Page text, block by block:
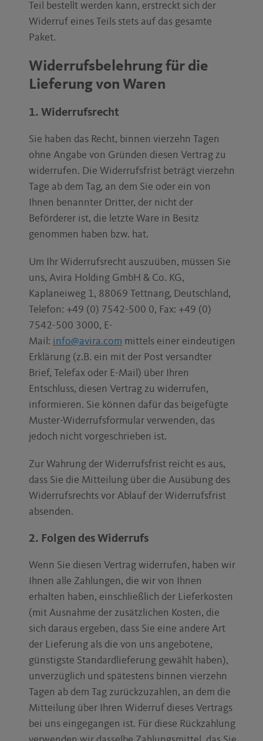
Teil bestellt werden kann, erstreckt sich der
Widerruf eines Teils stets auf das gesamte
Paket.
Widerrufsbelehrung für die
Lieferung von Waren
1. Widerrufsrecht
Sie haben das Recht, binnen vierzehn Tagen
ohne Angabe von Gründen diesen Vertrag zu
widerrufen. Die Widerrufsfrist beträgt vierzehn
Tage ab dem Tag, an dem Sie oder ein von
Ihnen benannter Dritter, der nicht der
Beförderer ist, die letzte Ware in Besitz
genommen haben bzw. hat.
Um Ihr Widerrufsrecht auszuüben, müssen Sie
uns, Avira Holding GmbH & Co. KG,
Kaplaneiweg 1, 88069 Tettnang, Deutschland,
Telefon: +49 (0) 7542-500 0, Fax: +49 (0)
7542-500 3000, E-
Mail: info@avira.com mittels einer eindeutigen
Erklärung (z.B. ein mit der Post versandter
Brief, Telefax oder E-Mail) über Ihren
Entschluss, diesen Vertrag zu widerrufen,
informieren. Sie können dafür das beigefügte
Muster-Widerrufsformular verwenden, das
jedoch nicht vorgeschrieben ist.
Zur Wahrung der Widerrufsfrist reicht es aus,
dass Sie die Mitteilung über die Ausübung des
Widerrufsrechts vor Ablauf der Widerrufsfrist
absenden.
2. Folgen des Widerrufs
Wenn Sie diesen Vertrag widerrufen, haben wir
Ihnen alle Zahlungen, die wir von Ihnen
erhalten haben, einschließlich der Lieferkosten
(mit Ausnahme der zusätzlichen Kosten, die
sich daraus ergeben, dass Sie eine andere Art
der Lieferung als die von uns angebotene,
günstigste Standardlieferung gewählt haben),
unverzüglich und spätestens binnen vierzehn
Tagen ab dem Tag zurückzuzahlen, an dem die
Mitteilung über Ihren Widerruf dieses Vertrags
bei uns eingegangen ist. Für diese Rückzahlung